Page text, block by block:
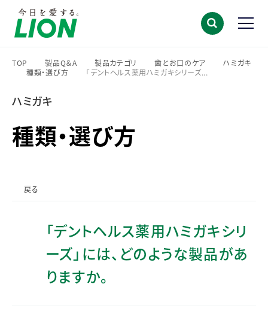
TOP
>
製品Q＆A
>
製品カテゴリ
>
歯とお口のケア
ハミガキ
種類・選び方
「デントヘルス薬用ハミガキシリーズ...
ハミガキ
種類・選び方
戻る
「デントヘルス薬用ハミガキシリ
ーズ」には、どのような製品があ
りますか。